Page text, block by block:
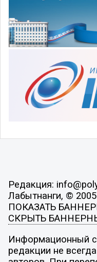
Редакция:
Лабытнанги, ©
ПОКАЗАТЬ
СКРЫТЬ
Информационный
редакции не